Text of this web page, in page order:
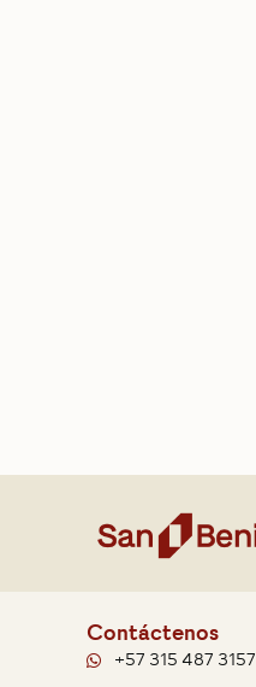
Contáctenos
+57 315 487 3157